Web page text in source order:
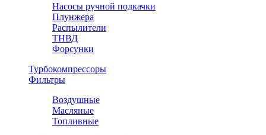
Насосы ручной подкачки
Плунжера
Распылители
ТНВД
Форсунки
Турбокомпрессоры
Фильтры
Воздушные
Масляные
Топливные